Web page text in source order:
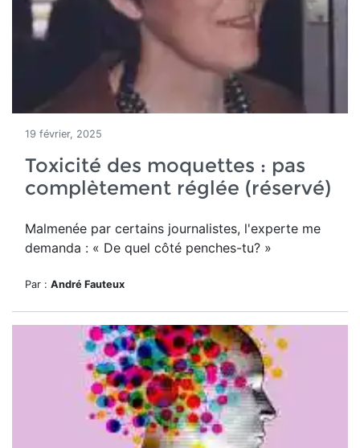
19 février, 2025
Toxicité des moquettes : pas
complètement réglée (réservé)
Malmenée par certains journalistes, l'experte me
demanda : « De quel côté penches-tu? »
Par : André Fauteux